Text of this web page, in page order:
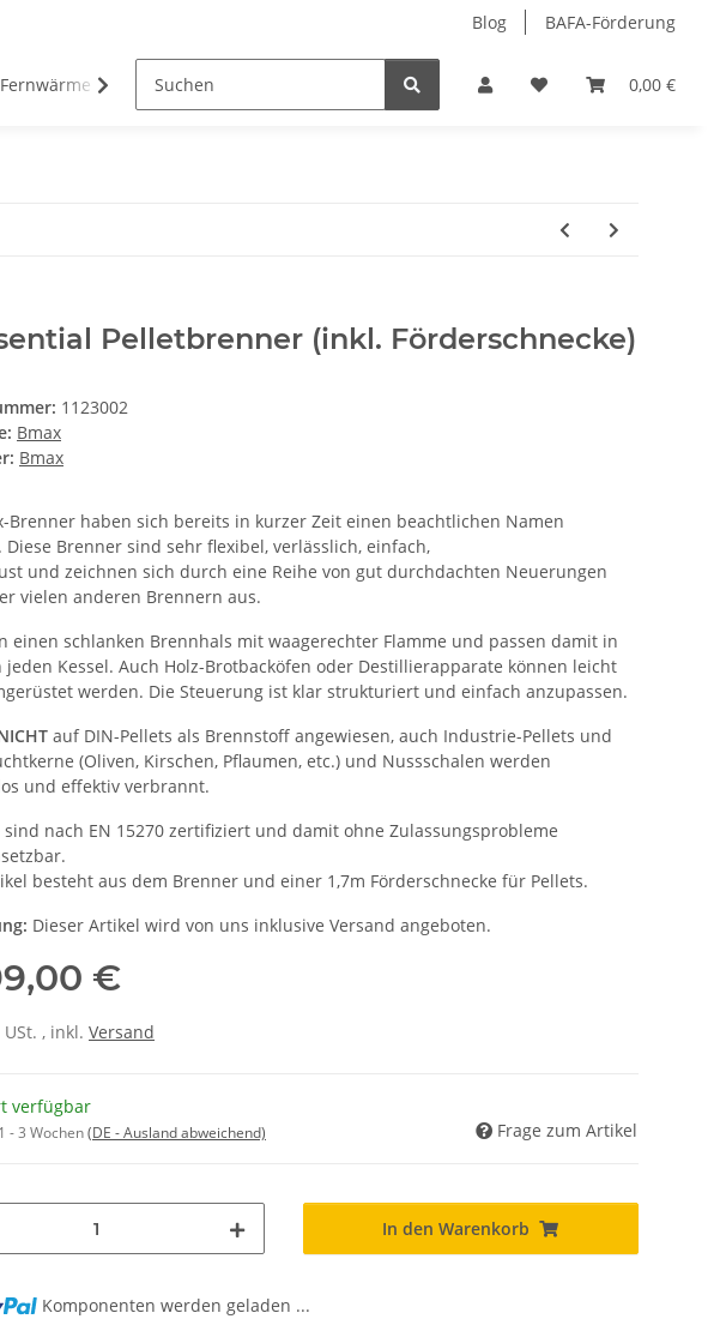
Blog BAFA-Förderung
0,00 €
Fernwärme Zubehör Öle/Schmiermittel Hersteller
Pelletbrenner (inkl. Förderschnecke)
1123002
Bmax
Bmax
Brenner haben sich bereits in kurzer Zeit einen beachtlichen Namen
Diese Brenner sind sehr flexibel, verlässlich, einfach,
und zeichnen sich durch eine Reihe von gut durchdachten Neuerungen
vielen anderen Brennern aus.
einen schlanken Brennhals mit waagerechter Flamme und passen damit in
jeden Kessel. Auch Holz-Brotbacköfen oder Destillierapparate können leicht
werden. Die Steuerung ist klar strukturiert und einfach anzupassen.
auf DIN-Pellets als Brennstoff angewiesen, auch Industrie-Pellets und
(Oliven, Kirschen, Pflaumen, etc.) und Nussschalen werden
und effektiv verbrannt.
sind nach EN 15270 zertifiziert und damit ohne Zulassungsprobleme
besteht aus dem Brenner und einer 1,7m Förderschnecke für Pellets.
Dieser Artikel wird von uns inklusive Versand angeboten.
€
, inkl. Versand
verfügbar
1 - 3 Wochen(DE - Ausland abweichend) Frage zum Artikel
In den Warenkorb
Komponenten werden geladen ...